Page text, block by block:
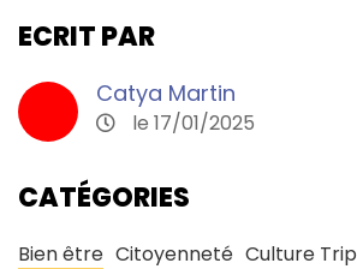
ECRIT PAR
Catya Martin
le 17/01/2025
CATÉGORIES
Bien être Citoyenneté Culture Trip